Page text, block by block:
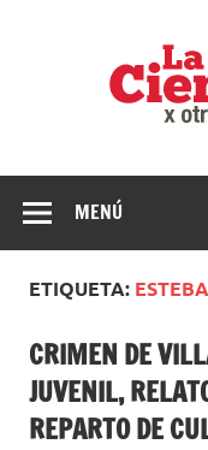
MENÚ
ETIQUETA:
CRIMEN DE
JUVENIL,
REPARTO DE